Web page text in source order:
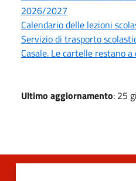
2026/2027
Calendario delle lezioni
Servizio di trasporto
Casale. Le cartelle restano a
Ultimo aggiornamento: 25